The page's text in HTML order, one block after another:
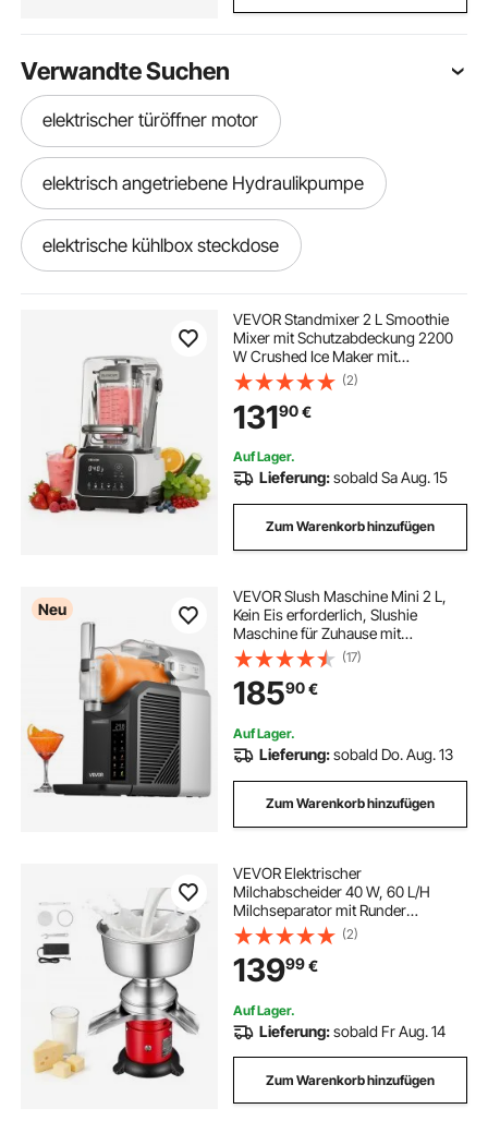
Verwandte Suchen
elektrischer türöffner motor
elektrisch angetriebene Hydraulikpumpe
elektrische kühlbox steckdose
Elektrischer Schreibtisch
elektrische schreibtisch
elektrische seilzug 12v
elektrische seilwinde synthetisches seil
elektrischen Schreibtisch
seilzug elektrisch 12v
kettenzug elektrisch kabellos
elektrische seilwinde 12v nylonseil
elektrisch schreibtisch
elektrischer kettenzug kabellos
VEVOR Standmixer 2 L Smoothie
Mixer mit Schutzabdeckung 2200
W Crushed Ice Maker mit
Selbstreinigungsfunktion
Einstellbarer Drehzahl 6
Voreingestellte Programme für
Smoothies Eiscrushing Pürees
Weiß
(2)
13190€
Auf Lager.
Lieferung:sobald Sa Aug. 15
Zum Warenkorb hinzufügen
Neu
VEVOR Slush Maschine Mini 2 L,
Kein Eis erforderlich, Slushie
Maschine für Zuhause mit
Selbstreinigung und 6
Voreingestellten Programmen,
Zubereitung von Milchshakes,
Frappés und Gefrorenen Cocktails
(17)
18590€
Auf Lager.
Lieferung:sobald Do. Aug. 13
Zum Warenkorb hinzufügen
VEVOR Elektrischer
Milchabscheider 40 W, 60 L/H
Milchseparator mit Runder
Standfuß Tastensteuerung, 10500
U/min Trennmaschine für Milch,
Milchzentrifuge aus 304 Edelstahl
mit 4,5L Milchtank für Küche
(2)
13999€
Auf Lager.
Lieferung:sobald Fr Aug. 14
Zum Warenkorb hinzufügen